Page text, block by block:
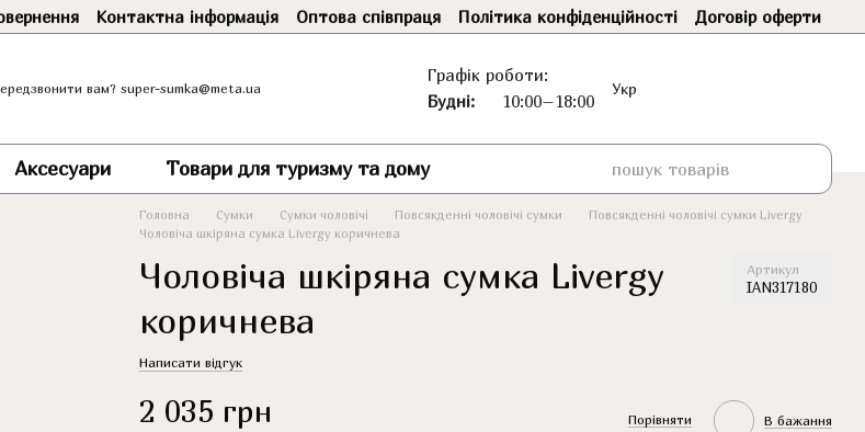
Контактна інформація Оптова співпраця Політика конфіденційності Договір оферти
вам? super-sumka@meta.ua
Графік роботи:
Будні:
10:00–18:00
Укр
Аксесуари Товари для туризму та дому
Головна Сумки Сумки чоловічі Повсякденні чоловічі сумки
Повсякденні чоловічі сумки Livergy
Чоловіча шкіряна сумка Livergy коричнева
Чоловіча шкіряна сумка Livergy
коричнева
Артикул
IAN317180
Написати відгук
2 035 грн Порівняти В бажання